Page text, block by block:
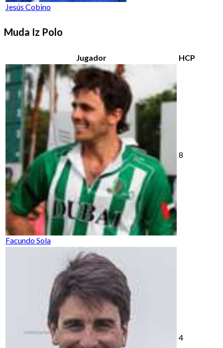
Jesús Cobino
Muda Iz Polo
Jugador HCP
Facundo Sola
8
4